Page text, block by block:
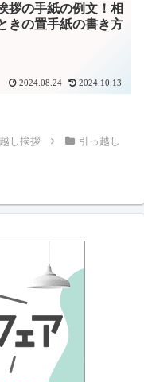
拶の手紙の例文！相
きの置手紙の書き方
2024.08.24 2024.10.13
し挨拶
引っ越し